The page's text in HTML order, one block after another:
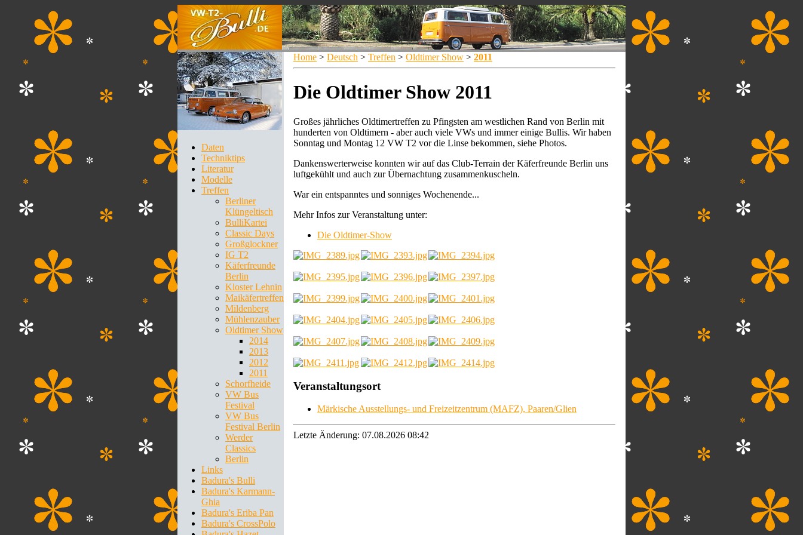
Daten
Techniktips
Literatur
Modelle
Treffen
Berliner
Klüngeltisch
BulliKartei
Classic Days
Großglockner
IG T2
Käferfreunde
Berlin
Kloster Lehnin
Maikäfertreffen
Mildenberg
Mühlenzauber
Oldtimer Show
2014
2013
2012
2011
Schorfheide
VW Bus
Festival
VW Bus
Festival Berlin
Werder
Classics
Berlin
Links
Badura's Bulli
Badura's Karmann-
Ghia
Badura's Eriba Pan
Badura's CrossPolo
Home > Deutsch > Treffen > Oldtimer Show > 2011
Die Oldtimer Show 2011
Großes jährliches Oldtimertreffen zu Pfingsten am westlichen Rand von Berlin mit
hunderten von Oldtimern - aber auch viele VWs und immer einige Bullis. Wir haben
Sonntag und Montag 12 VW T2 vor die Linse bekommen, siehe Photos.
Dankenswerterweise konnten wir auf das Club-Terrain der Käferfreunde Berlin uns
luftgekühlt und auch zur Übernachtung zusammenkuscheln.
War ein entspanntes und sonniges Wochenende...
Mehr Infos zur Veranstaltung unter:
Die Oldtimer-Show
Veranstaltungsort
Märkische Ausstellungs- und Freizeitzentrum (MAFZ), Paaren/Glien
Letzte Änderung: 07.08.2026 08:42